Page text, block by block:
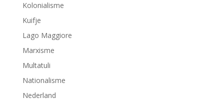
Kolonialisme
Kuifje
Lago Maggiore
Marxisme
Multatuli
Nationalisme
Nederland